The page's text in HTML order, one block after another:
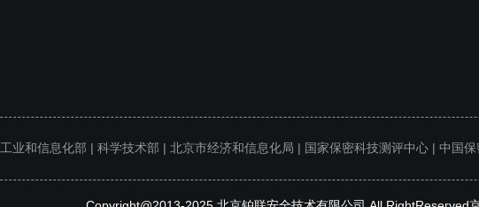
工业和信息化部 | 科学技术部 | 北京市经济和信息化局 | 国家保密科技测评中心 | 中国